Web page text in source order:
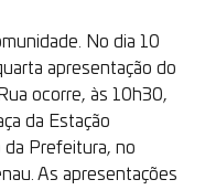
No dia 10
apresentação do
ocorre, às 10h30,
da Estação
da Prefeitura, no
As apresentações